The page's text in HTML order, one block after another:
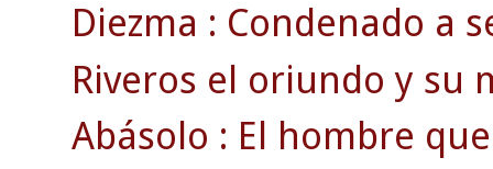
Diezma : Condenado a
Riveros el oriundo y su
Abásolo : El hombre